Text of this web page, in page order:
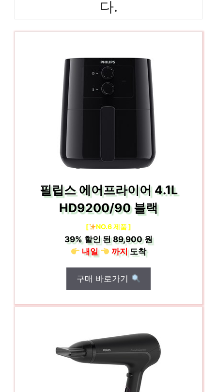
다.
필립스 에어프라이어 4.1L
HD9200/90 블랙
[ NO.6 제품 ]
39%할인 된89,900 원
내일
까지도착
구매 바로가기